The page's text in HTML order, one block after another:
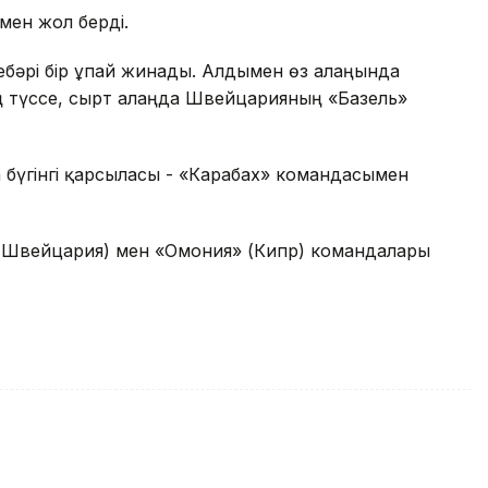
жол берді.
бір ұпай жинады. Алдымен өз алаңында
түссе, сырт алаңда Швейцарияның «Базель»
бүгінгі қарсыласы - «Карабах» командасымен
(Швейцария) мен «Омония» (Кипр) командалары